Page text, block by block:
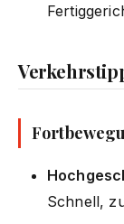
Schnell,